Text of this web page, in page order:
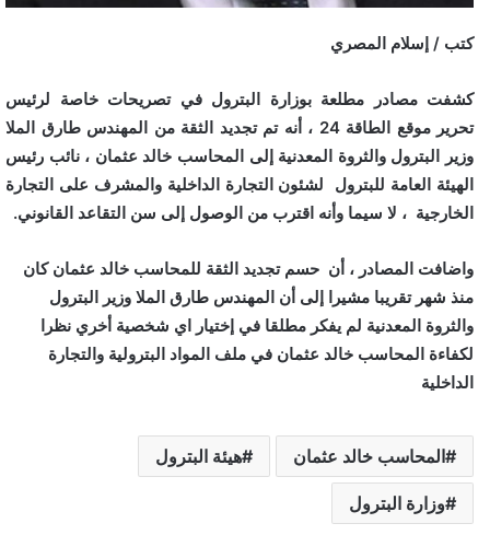
كتب / إسلام المصري
كشفت مصادر مطلعة بوزارة البترول في تصريحات خاصة لرئيس
تحرير موقع الطاقة 24 ، أنه تم تجديد الثقة من المهندس طارق الملا
وزير البترول والثروة المعدنية إلى المحاسب خالد عثمان ، نائب رئيس
الهيئة العامة للبترول لشئون التجارة الداخلية والمشرف على التجارة
الخارجية ، لا سيما وأنه اقترب من الوصول إلى سن التقاعد القانوني.
واضافت المصادر ، أن حسم تجديد الثقة للمحاسب خالد عثمان كان
منذ شهر تقريبا مشيرا إلى أن المهندس طارق الملا وزير البترول
والثروة المعدنية لم يفكر مطلقا في إختيار اي شخصية أخري نظرا
لكفاءة المحاسب خالد عثمان في ملف المواد البترولية والتجارة
الداخلية
المحاسب خالد عثمان هيئة البترول
وزارة البترول